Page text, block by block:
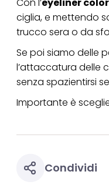
ciglia, e mettendo
trucco sera o da
Se poi siamo delle
l’attaccatura delle
senza spazientirsi
Importante è
Condividi